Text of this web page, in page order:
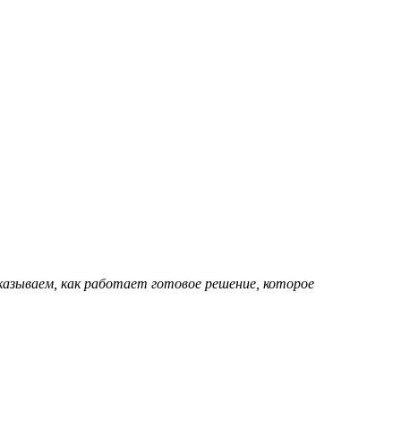
как работает готовое решение, которое